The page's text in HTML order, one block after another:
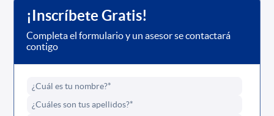
¡Inscríbete Gratis!
Completa el formulario y un asesor se contactará
contigo